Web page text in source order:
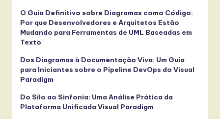
O Guia Definitivo sobre Diagramas como Código:
Por que Desenvolvedores e Arquitetos Estão
Mudando para Ferramentas de UML Baseadas em
Texto
Dos Diagramas à Documentação Viva: Um Guia
para Iniciantes sobre o Pipeline DevOps do Visual
Paradigm
Do Silo ao Sinfonia: Uma Análise Prática da
Plataforma Unificada Visual Paradigm